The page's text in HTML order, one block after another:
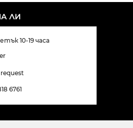
ЛИ
10-19 часа
6761